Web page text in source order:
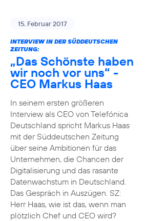
15. Februar 2017
INTERVIEW IN DER SÜDDEUTSCHEN
ZEITUNG:
„Das Schönste haben
wir noch vor uns“ -
CEO Markus Haas
In seinem ersten größeren
Interview als CEO von Telefónica
Deutschland spricht Markus Haas
mit der Süddeutschen Zeitung
über seine Ambitionen für das
Unternehmen, die Chancen der
Digitalisierung und das rasante
Datenwachstum in Deutschland.
Das Gespräch in Auszügen. SZ:
Herr Haas, wie ist das, wenn man
plötzlich Chef und CEO wird?